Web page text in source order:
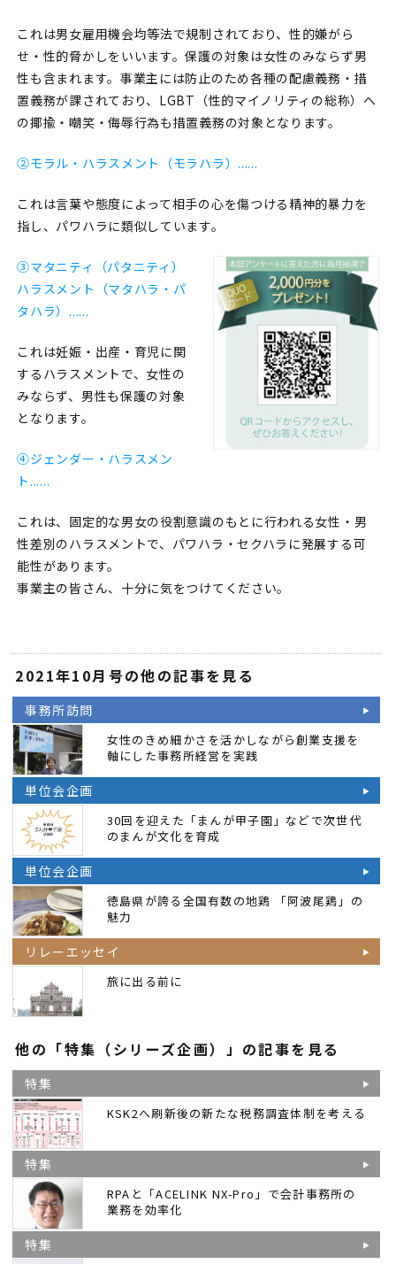
これは男女雇用機会均等法で規制されており、性的嫌がら
せ・性的脅かしをいいます。保護の対象は女性のみならず男
性も含まれます。事業主には防止のため各種の配慮義務・措
置義務が課されており、LGBT（性的マイノリティの総称）へ
の揶揄・嘲笑・侮辱行為も措置義務の対象となります。
②モラル・ハラスメント（モラハラ）......
これは言葉や態度によって相手の心を傷つける精神的暴力を
指し、パワハラに類似しています。
③マタニティ（パタニティ）
ハラスメント（マタハラ・パ
タハラ）......
これは妊娠・出産・育児に関
するハラスメントで、女性の
みならず、男性も保護の対象
となります。
④ジェンダー・ハラスメン
ト......
これは、固定的な男女の役割意識のもとに行われる女性・男
性差別のハラスメントで、パワハラ・セクハラに発展する可
能性があります。
事業主の皆さん、十分に気をつけてください。
2021年10月号の他の記事を見る
事務所訪問
女性のきめ細かさを活かしながら創業支援を
軸にした事務所経営を実践
単位会企画
30回を迎えた「まんが甲子園」などで次世代
のまんが文化を育成
単位会企画
徳島県が誇る全国有数の地鶏 「阿波尾鶏」の
魅力
リレーエッセイ
旅に出る前に
他の「特集（シリーズ企画）」の記事を見る
特集
KSK2へ刷新後の新たな税務調査体制を考える
特集
RPAと「ACELINK NX-Pro」で会計事務所の
業務を効率化
特集